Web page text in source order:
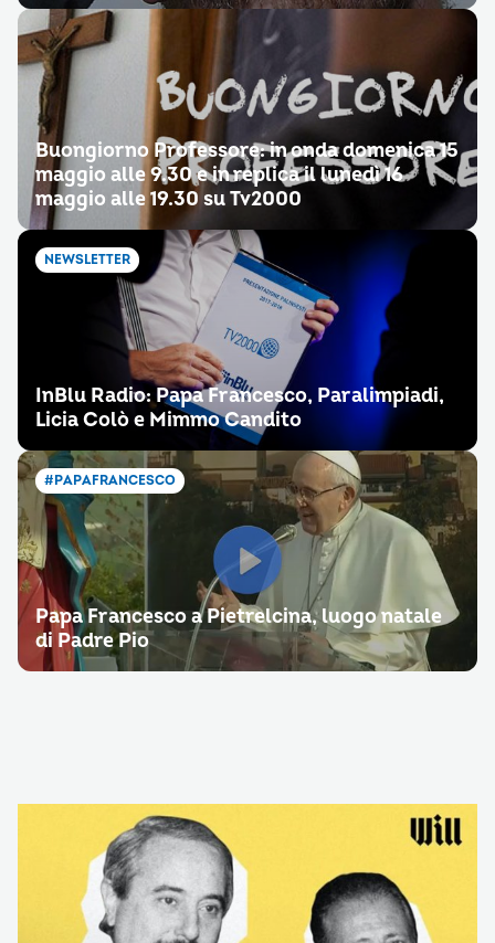
Buongiorno Professore: in onda domenica 15
maggio alle 9.30 e in replica il lunedì 16
maggio alle 19.30 su Tv2000
NEWSLETTER
InBlu Radio: Papa Francesco, Paralimpiadi,
Licia Colò e Mimmo Candito
#PAPAFRANCESCO
Papa Francesco a Pietrelcina, luogo natale
di Padre Pio